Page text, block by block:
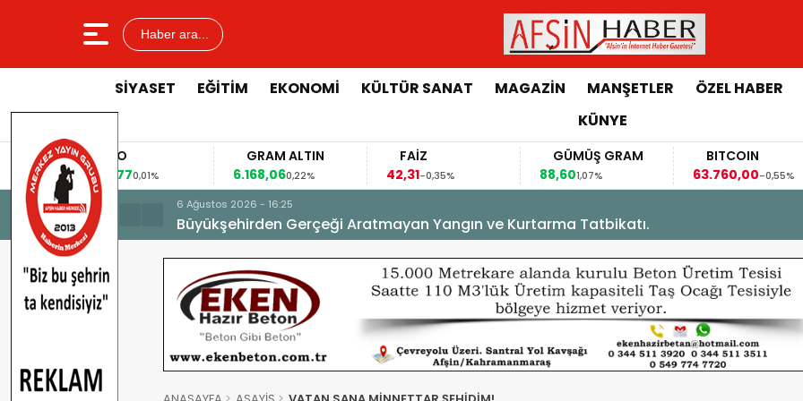
Haber ara...
SİYASET EĞİTİM EKONOMİ KÜLTÜR SANAT MAGAZİN MANŞETLER ÖZEL HABER
KÜNYE
EURO
53,84770,01%
GRAM ALTIN
0,22%
42,31
-0,35%
GÜMÜŞ GRAM
1,07%
BITCOIN
63.760,00
-0,55%
6 Ağustos 2026 - 16:25
Büyükşehirden Gerçeği Aratmayan Yangın ve Kurtarma Tatbikatı.